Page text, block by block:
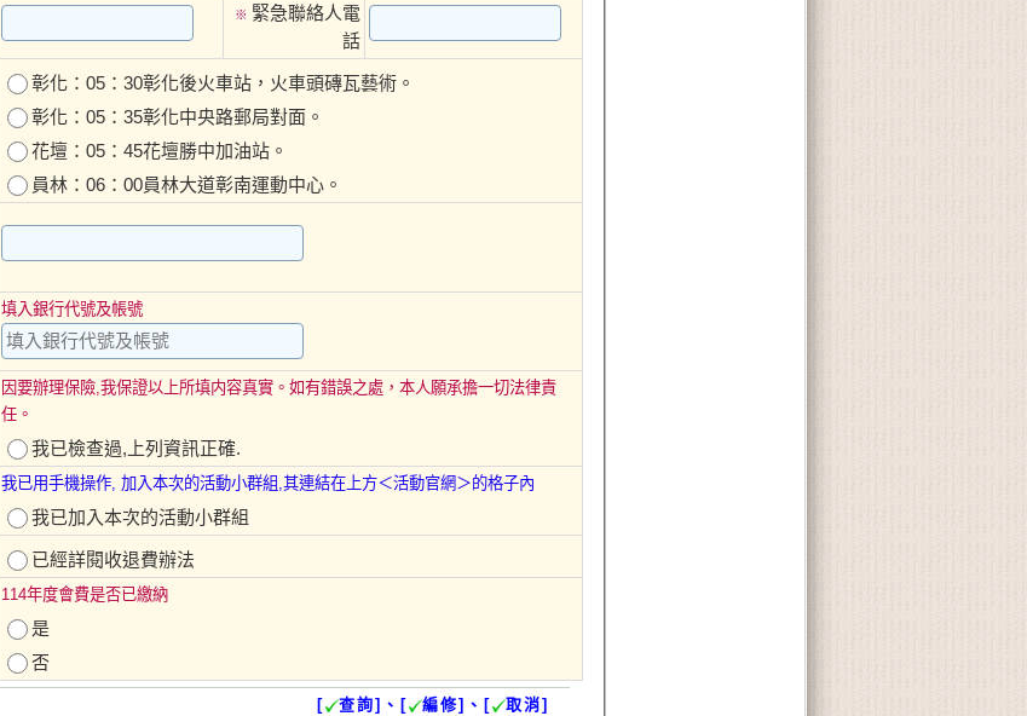
※ 緊急聯絡人電
話
彰化：05：30彰化後火車站，火車頭磚瓦藝術。
彰化：05：35彰化中央路郵局對面。
花壇：05：45花壇勝中加油站。
員林：06：00員林大道彰南運動中心。
填入銀行代號及帳號
因要辦理保險,我保證以上所填内容真實。如有錯誤之處，本人願承擔一切法律責
任。
我已檢查過,上列資訊正確.
我已用手機操作, 加入本次的活動小群組,其連結在上方＜活動官網＞的格子內
我已加入本次的活動小群組
已經詳閱收退費辦法
114年度會費是否已繳納
是
否
[ 查詢]、[ 編修]、[ 取消]